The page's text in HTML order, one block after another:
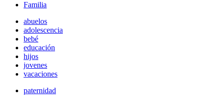
Familia
abuelos
adolescencia
bebé
educación
hijos
jovenes
vacaciones
paternidad